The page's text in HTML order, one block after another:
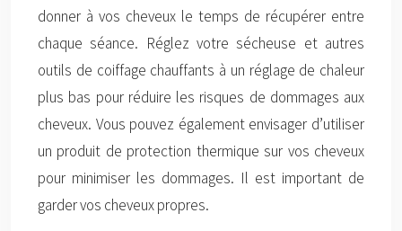
donner à vos cheveux le temps de récupérer entre
chaque séance. Réglez votre sécheuse et autres
outils de coiffage chauffants à un réglage de chaleur
plus bas pour réduire les risques de dommages aux
cheveux. Vous pouvez également envisager d’utiliser
un produit de protection thermique sur vos cheveux
pour minimiser les dommages. Il est important de
garder vos cheveux propres.